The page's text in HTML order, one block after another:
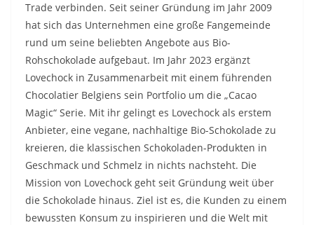
Trade verbinden. Seit seiner Gründung im Jahr 2009
hat sich das Unternehmen eine große Fangemeinde
rund um seine beliebten Angebote aus Bio-
Rohschokolade aufgebaut. Im Jahr 2023 ergänzt
Lovechock in Zusammenarbeit mit einem führenden
Chocolatier Belgiens sein Portfolio um die „Cacao
Magic“ Serie. Mit ihr gelingt es Lovechock als erstem
Anbieter, eine vegane, nachhaltige Bio-Schokolade zu
kreieren, die klassischen Schokoladen-Produkten in
Geschmack und Schmelz in nichts nachsteht. Die
Mission von Lovechock geht seit Gründung weit über
die Schokolade hinaus. Ziel ist es, die Kunden zu einem
bewussten Konsum zu inspirieren und die Welt mit